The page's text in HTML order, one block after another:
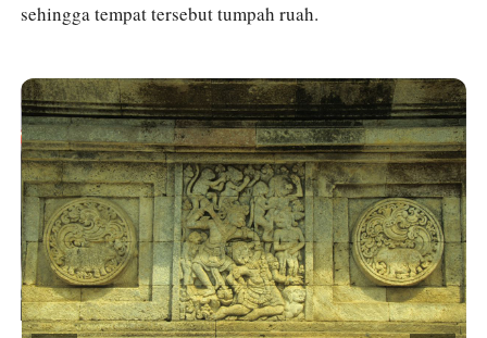
sehingga tempat tersebut tumpah ruah.